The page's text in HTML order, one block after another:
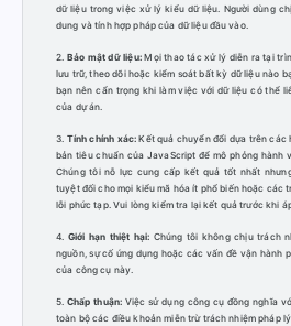
dữ liệu trong việc xử lý kiểu dữ liệu. Người dùng
dung và tính hợp pháp của dữ liệu đầu vào.
2. Bảo mật dữ liệu:Mọi thao tác xử lý diễn ra tại
lưu trữ, theo dõi hoặc kiểm soát bất kỳ dữ liệu nào
bạn nên cẩn trọng khi làm việc với dữ liệu có thể
của dự án.
3. Tính chính xác: Kết quả chuyển đổi dựa trên các
bản tiêu chuẩn của JavaScript để mô phỏng hành
Chúng tôi nỗ lực cung cấp kết quả tốt nhất
tuyệt đối cho mọi kiểu mã hóa ít phổ biến hoặc các
lỗi phức tạp. Vui lòng kiểm tra lại kết quả trước khi
4. Giới hạn thiệt hại: Chúng tôi không chịu trách
nguồn, sự cố ứng dụng hoặc các vấn đề vận hành
của công cụ này.
5.Chấp thuận: Việc sử dụng công cụ đồng nghĩa
toàn bộ các điều khoản miễn trừ trách nhiệm pháp lý